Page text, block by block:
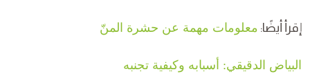
إقرأ أيضًا: معلومات مهمة عن حشرة المنّ
البياض الدقيقي: أسبابه وكيفية تجنبه